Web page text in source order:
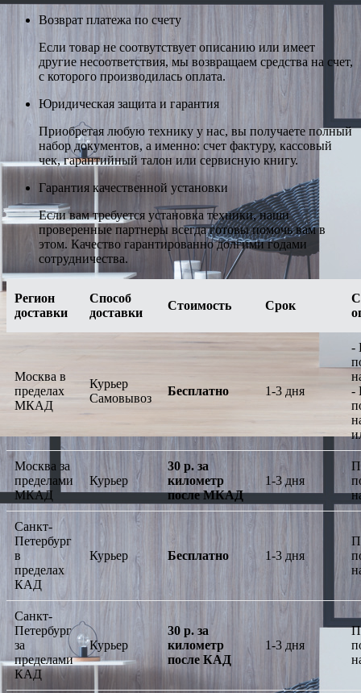
Возврат платежа по счету
Если товар не соотвутствует описанию или имеет
другие несоответствия, мы возвращаем средства на счет,
с которого производилась оплата.
Юридическая защита и гарантия
Приобретая любую технику у нас, вы получаете полный
набор документов, а именно: счет фактуру, кассовый
чек, гарантийный талон или сервисную книгу.
Гарантия качественной установки
Если вам требуется установка техники, наши
проверенные партнеры всегда готовы помочь вам в
этом. Качество гарантированно долгими годами
сотрудничества.
Регион
доставки
Способ
доставки
Стоимость Срок
Москва в
пределах
МКАД
Курьер
Самовывоз
Бесплатно 1-3 дня
-
-
Москва за
пределами
МКАД
Курьер
30 р. за
километр
после МКАД
1-3 дня
Санкт-
Петербург
в
пределах
КАД
Курьер Бесплатно 1-3 дня
Санкт-
Петербург
за
пределами
КАД
Курьер
30 р. за
километр
после КАД
1-3 дня